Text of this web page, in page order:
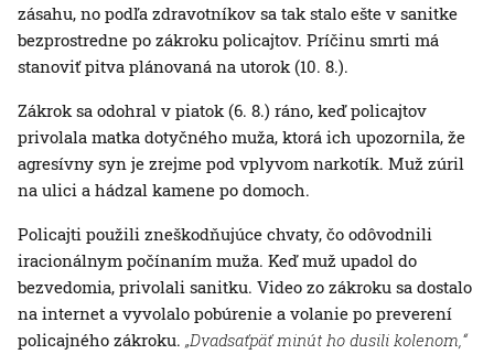
zásahu, no podľa zdravotníkov sa tak stalo ešte v sanitke
bezprostredne po zákroku policajtov. Príčinu smrti má
stanoviť pitva plánovaná na utorok (10. 8.).
Zákrok sa odohral v piatok (6. 8.) ráno, keď policajtov
privolala matka dotyčného muža, ktorá ich upozornila, že
agresívny syn je zrejme pod vplyvom narkotík. Muž zúril
na ulici a hádzal kamene po domoch.
Policajti použili zneškodňujúce chvaty, čo odôvodnili
iracionálnym počínaním muža. Keď muž upadol do
bezvedomia, privolali sanitku. Video zo zákroku sa dostalo
na internet a vyvolalo pobúrenie a volanie po preverení
policajného zákroku. „Dvadsaťpäť minút ho dusili kolenom,“